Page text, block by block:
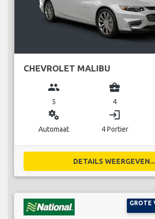
CHEVROLET MALIBU
group
5
business_center
4
miscellaneous_services
Automaat
login
4 Portier
DETAILS WEERGEVEN...
GROTE